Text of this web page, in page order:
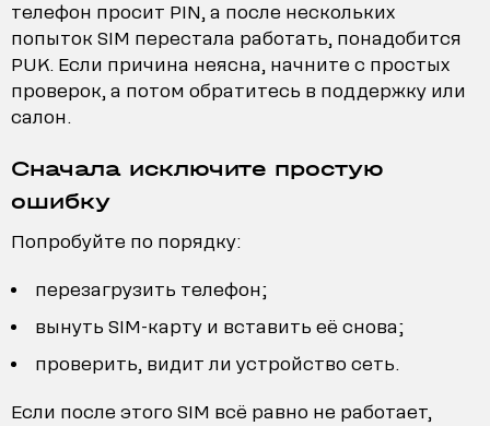
телефон просит PIN, а после нескольких
попыток SIM перестала работать, понадобится
PUK. Если причина неясна, начните с простых
проверок, а потом обратитесь в поддержку или
салон.
Сначала исключите простую
ошибку
Попробуйте по порядку:
перезагрузить телефон;
вынуть SIM-карту и вставить её снова;
проверить, видит ли устройство сеть.
Если после этого SIM всё равно не работает,